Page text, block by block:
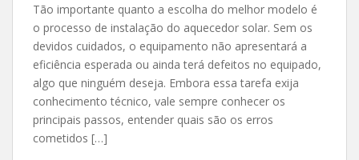
Tão importante quanto a escolha do melhor modelo é
o processo de instalação do aquecedor solar. Sem os
devidos cuidados, o equipamento não apresentará a
eficiência esperada ou ainda terá defeitos no equipado,
algo que ninguém deseja. Embora essa tarefa exija
conhecimento técnico, vale sempre conhecer os
principais passos, entender quais são os erros
cometidos […]